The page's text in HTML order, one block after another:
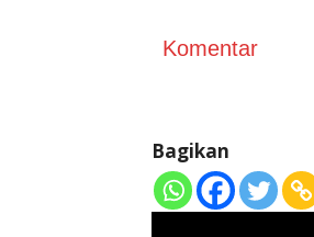
Komentar
Bagikan